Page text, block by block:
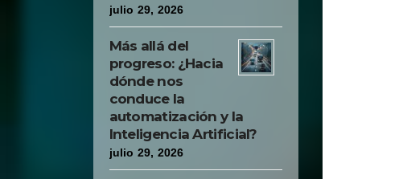
julio 29, 2026
Más allá del
progreso: ¿Hacia
dónde nos
conduce la
automatización y la
Inteligencia Artificial?
julio 29, 2026